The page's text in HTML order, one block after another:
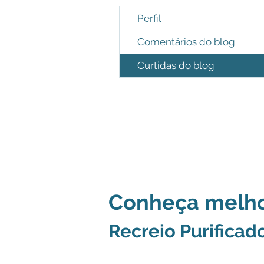
Perfil
Comentários do blog
Curtidas do blog
Conheça
Recreio